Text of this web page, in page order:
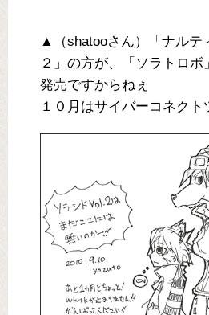
▲（shatooさん）「ナルテ
２」の方が、「ソラトロボ
発売ですからねぇ
１０月はサイバーコネクト